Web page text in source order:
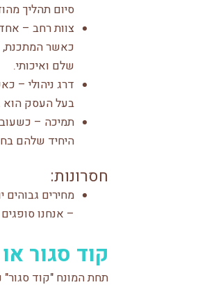
סיום תהליך
צוות רחב –
שלם ואיכותי.
דרג ניהולי –
בעל העסק
תמיכה –
היחיד שלהם
חסרונות:
מחירים
– אנחנו
קוד סגור
תחת המונח "קוד סגור"